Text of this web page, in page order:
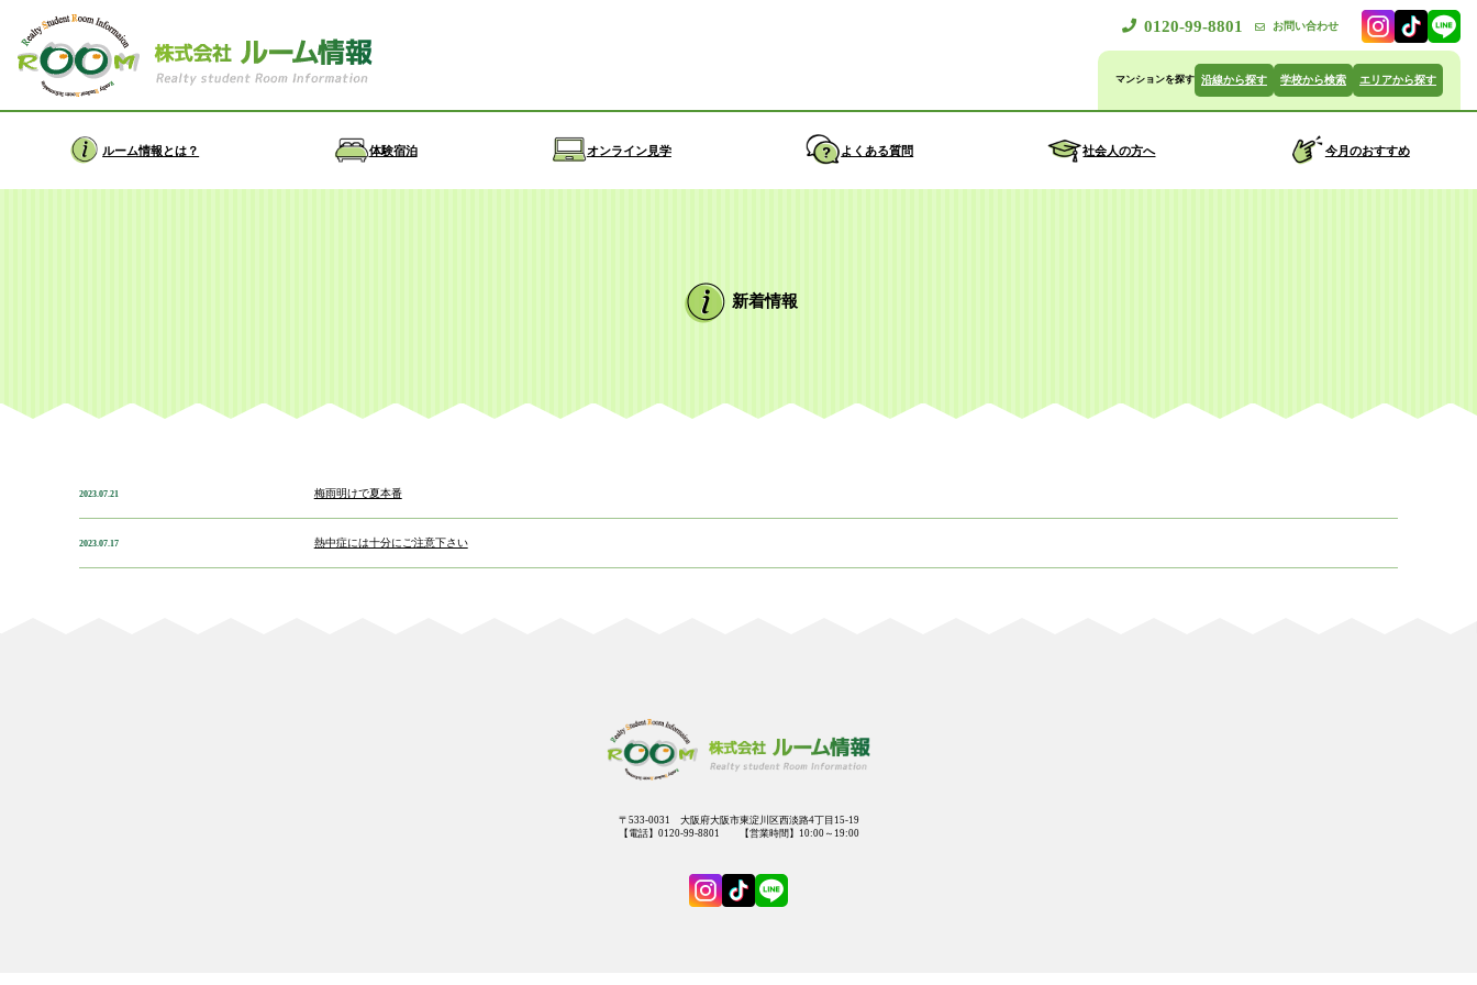
0120-99-8801 お問い合わせ
沿線から探す 学校から検索 エリアから探す
ルーム情報とは？ 体験宿泊 オンライン見学 よくある質問 社会人の方へ 今月のおすすめ
新着情報
2023.07.21 梅雨明けで夏本番
2023.07.17 熱中症には十分にご注意下さい
〒533-0031 大阪府大阪市東淀川区西淡路4丁目15-19
【電話】0120-99-8801 【営業時間】10:00～19:00